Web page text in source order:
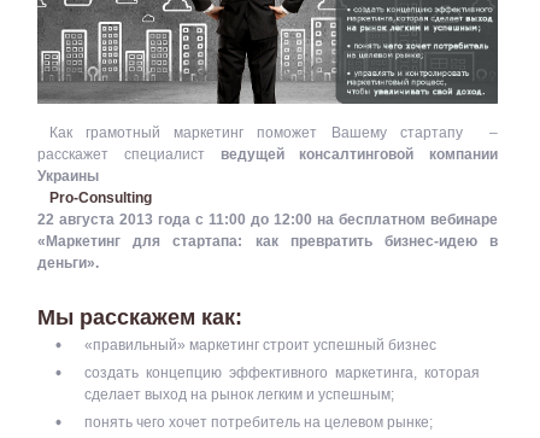
Как грамотный маркетинг поможет Вашему стартапу –
расскажет специалист
ведущей консалтинговой компании
Украины
Pro-Consulting
22 августа 2013 года с 11:00 до 12:00 на бесплатном вебинаре
«Маркетинг для стартапа: как превратить бизнес-идею в
деньги».
Мы расскажем как:
«правильный» маркетинг строит успешный бизнес
создать концепцию эффективного маркетинга, которая
сделает выход на рынок легким и успешным;
понять чего хочет потребитель на целевом рынке;